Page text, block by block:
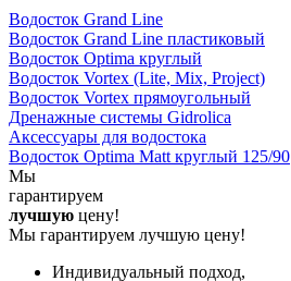
Водосток Grand Line
Водосток Grand Line пластиковый
Водосток Optima круглый
Водосток Vortex (Lite, Mix, Project)
Водосток Vortex прямоугольный
Дренажные системы Gidrolica
Аксессуары для водостока
Водосток Optima Matt круглый 125/90
Мы
гарантируем
лучшую цену!
Мы гарантируем лучшую цену!
Индивидуальный подход,